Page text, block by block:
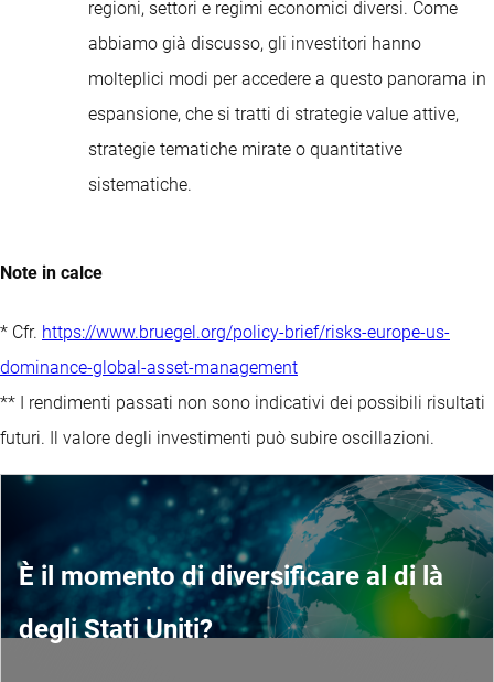
regioni, settori e regimi economici diversi. Come
abbiamo già discusso, gli investitori hanno
molteplici modi per accedere a questo panorama in
espansione, che si tratti di strategie value attive,
strategie tematiche mirate o quantitative
sistematiche.
Note in calce
* Cfr. https://www.bruegel.org/policy-brief/risks-europe-us-
dominance-global-asset-management
** I rendimenti passati non sono indicativi dei possibili risultati
futuri. Il valore degli investimenti può subire oscillazioni.
È il momento di diversificare al di là
degli Stati Uniti?